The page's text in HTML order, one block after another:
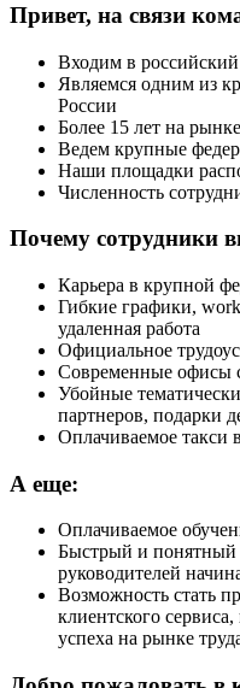
Привет, на связи
Входим в
Являемся одним из
России
Более 15 лет на рынке
Ведем крупные
Наши площадки
Численность
Почему сотрудники
Карьера в крупной
Гибкие графики,
удаленная работа
Официальное
Современные офисы
Убойные
партнеров, подарки
Оплачиваемое такси
А еще:
Оплачиваемое
Быстрый и понятный
руководителей
Возможность стать
клиентского
успеха на рынке